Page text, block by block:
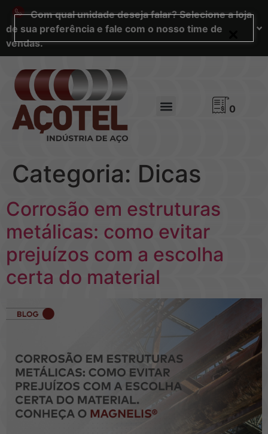
Com qual unidade deseja falar? Selecione a loja
de sua preferência e fale com o nosso time de
vendas.
0
Categoria: Dicas
Corrosão em estruturas
metálicas: como evitar
prejuízos com a escolha
certa do material